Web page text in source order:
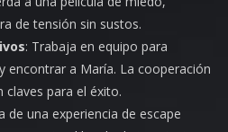
de tensión sin sustos.
: Trabaja en equipo para
encontrar a María. La cooperación
claves para el éxito.
de una experiencia de escape